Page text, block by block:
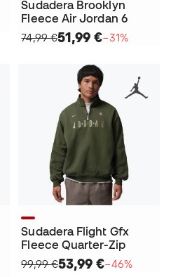
Sudadera Brooklyn
Fleece Air Jordan 6
74,99 €51,99 €−31%
Sudadera Flight Gfx
Fleece Quarter-Zip
99,99 €53,99 €−46%